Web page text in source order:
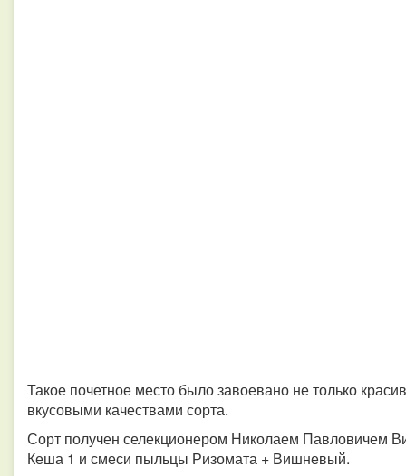
Такое почетное место было завоевано не только
вкусовыми качествами сорта.
Сорт получен селекционером Николаем Павловичем
Кеша 1 и смеси пыльцы Ризомата + Вишневый.